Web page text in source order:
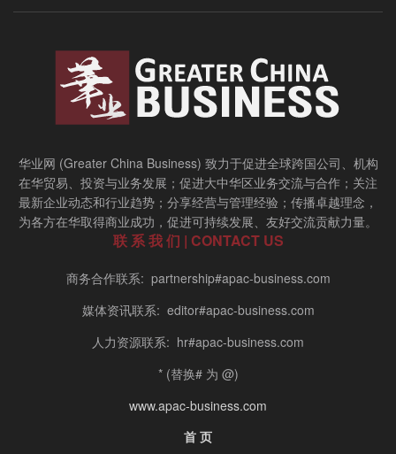
华业网 (Greater China Business) 致力于促进全球跨国公司、机构
在华贸易、投资与业务发展；促进大中华区业务交流与合作；关注
最新企业动态和行业趋势；分享经营与管理经验；传播卓越理念，
为各方在华取得商业成功，促进可持续发展、友好交流贡献力量。
联 系 我 们 | CONTACT US
商务合作联系: partnership#apac-business.com
媒体资讯联系: editor#apac-business.com
人力资源联系: hr#apac-business.com
* (替换# 为 @)
www.apac-business.com
首 页